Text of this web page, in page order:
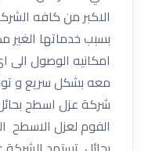
الاكبر من كافه
بسبب خدماتها الغير
امكانيه الوصول
معه بشكل سريع و
شركة عزل اسطح بحائل
الفوم لعزل الاسطح